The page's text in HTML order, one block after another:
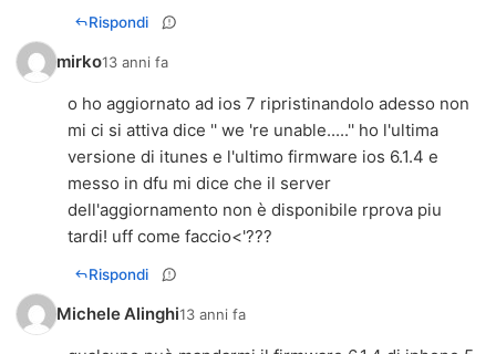
Rispondi
mirko13 anni fa
o ho aggiornato ad ios 7 ripristinandolo adesso non
mi ci si attiva dice '' we 're unable.....'' ho l'ultima
versione di itunes e l'ultimo firmware ios 6.1.4 e
messo in dfu mi dice che il server
dell'aggiornamento non è disponibile rprova piu
tardi! uff come faccio<'???
Rispondi
Michele Alinghi13 anni fa